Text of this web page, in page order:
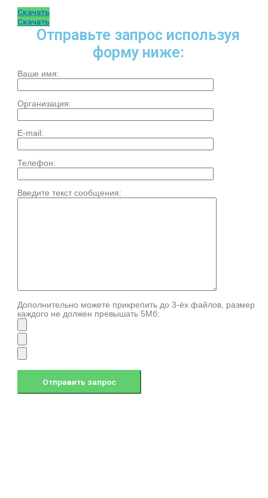
Скачать
Скачать
Отправьте запрос используя
форму ниже:
Ваше имя:
Организация:
E-mail:
Телефон:
Введите текст сообщения:
Дополнительно можете прикрепить до 3-ёх файлов, размер
каждого не должен превышать 5Мб: